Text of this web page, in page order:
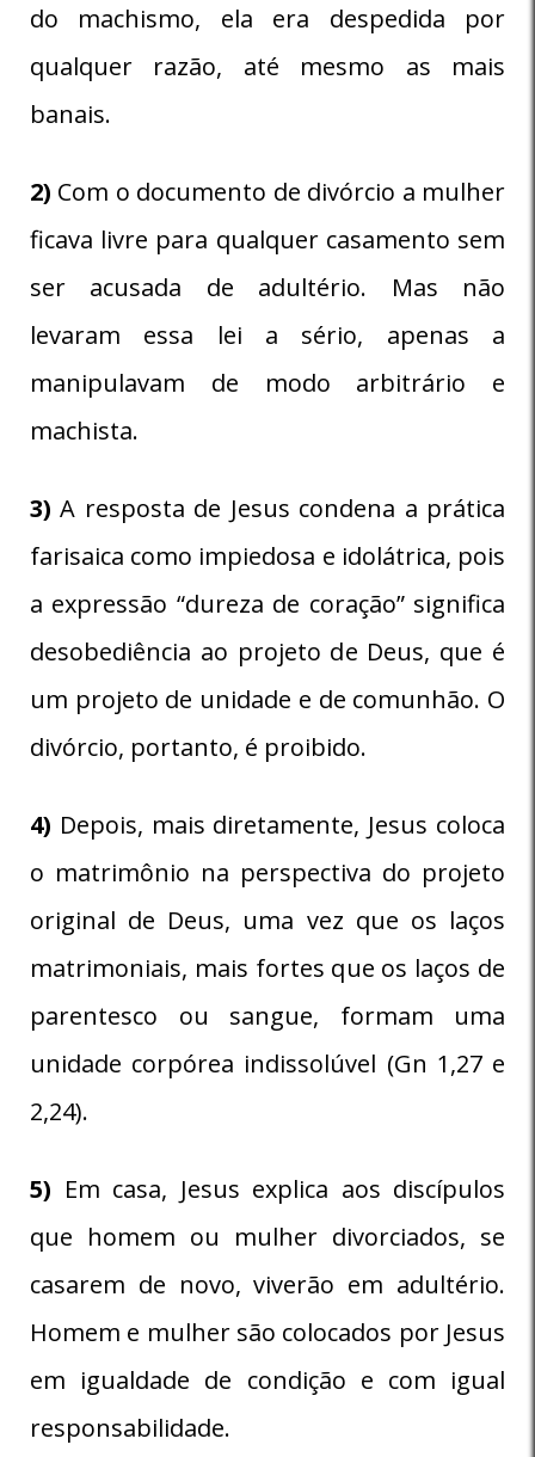
do machismo, ela era despedida por
qualquer razão, até mesmo as mais
banais.
2) Com o documento de divórcio a mulher
ficava livre para qualquer casamento sem
ser acusada de adultério. Mas não
levaram essa lei a sério, apenas a
manipulavam de modo arbitrário e
machista.
3) A resposta de Jesus condena a prática
farisaica como impiedosa e idolátrica, pois
a expressão “dureza de coração” significa
desobediência ao projeto de Deus, que é
um projeto de unidade e de comunhão. O
divórcio, portanto, é proibido.
4) Depois, mais diretamente, Jesus coloca
o matrimônio na perspectiva do projeto
original de Deus, uma vez que os laços
matrimoniais, mais fortes que os laços de
parentesco ou sangue, formam uma
unidade corpórea indissolúvel (Gn 1,27 e
2,24).
5) Em casa, Jesus explica aos discípulos
que homem ou mulher divorciados, se
casarem de novo, viverão em adultério.
Homem e mulher são colocados por Jesus
em igualdade de condição e com igual
responsabilidade.